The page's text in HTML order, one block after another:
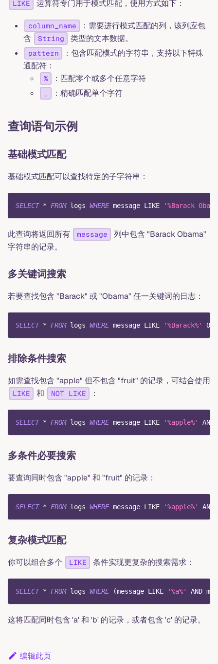
LIKE 运算符专门用于模式匹配，使用方式如下：
column_name
：需要进行模式匹配的列，该列应包
含
String 类型的文本数据。
pattern
：包含匹配模式的字符串，支持以下特殊
通配符：
% ：匹配零个或多个任意字符
：精确匹配单个字符
查询语句示例
基础模式匹配
基础模式匹配可以查找特定的子字符串：
SELECT * FROM logs WHERE message LIKE '%Barack
此查询将返回所有 message
列中包含 "Barack Obama"
字符串的记录。
多关键词搜索
若要查找包含 "Barack" 或 "Obama" 任一关键词的日志：
SELECT * FROM logs WHERE message LIKE '%Barack%' OR
排除条件搜索
如需查找包含 "apple" 但不包含 "fruit" 的记录，可结合使用
LIKE 和 NOT LIKE ：
SELECT * FROM logs WHERE message LIKE '%apple%' AND
多条件必要搜索
要查询同时包含 "apple" 和 "fruit" 的记录：
SELECT * FROM logs WHERE message LIKE '%apple%' AND
复杂模式匹配
你可以组合多个 LIKE 条件实现更复杂的搜索需求：
SELECT * FROM logs WHERE (message LIKE '%a%' AND
这将匹配同时包含 'a' 和 'b' 的记录，或者包含 'c' 的记录。
编辑此页